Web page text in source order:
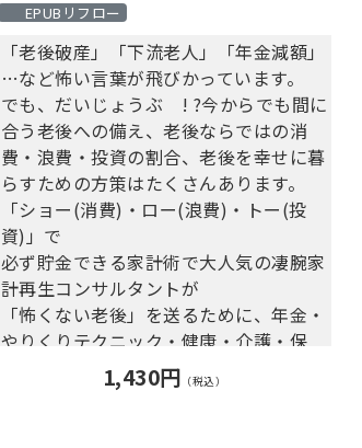
EPUBリフロー
「老後破産」「下流老人」「年金減額」
…など怖い言葉が飛びかっています。
でも、だいじょうぶ ! ?今からでも間に
合う老後への備え、老後ならではの消
費・浪費・投資の割合、老後を幸せに暮
らすための方策はたくさんあります。
「ショー(消費)・ロー(浪費)・トー(投
資)」で
必ず貯金できる家計術で大人気の凄腕家
計再生コンサルタントが
「怖くない老後」を送るために、年金・
やりくりテクニック・健康・介護・保
険…等々、気になるテーマを徹底解説。
☆横山式年金生活プログラムも初公開！
1,430円 （税込）